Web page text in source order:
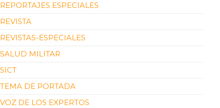
REPORTAJES ESPECIALES
REVISTA
REVISTAS-ESPECIALES
SALUD MILITAR
SICT
TEMA DE PORTADA
VOZ DE LOS EXPERTOS